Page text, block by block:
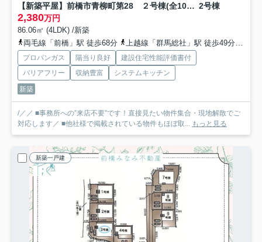
【新築平屋】前橋市青柳町第28 ２号棟(全10棟) クレイドルガーデン 新築建売分譲 2号棟
2,380万円
86.06㎡ (4LDK) /新築
両毛線「前橋」駅 徒歩68分
上越線「群馬総社」駅 徒歩49分
プロパンガス 陽当り良好
建設住宅性能評価書付
バリアフリー
収納豊富
システムキッチン
新築
/／／ ■事務所への”来店不要”です！直接見たい物件集合・現地解散でご
対応します／ ■他社様で掲載されている物件もほぼ取...
もっと見る
新築一戸建